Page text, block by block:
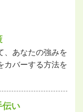
、あなたの強みを
カバーする方法を
伝い